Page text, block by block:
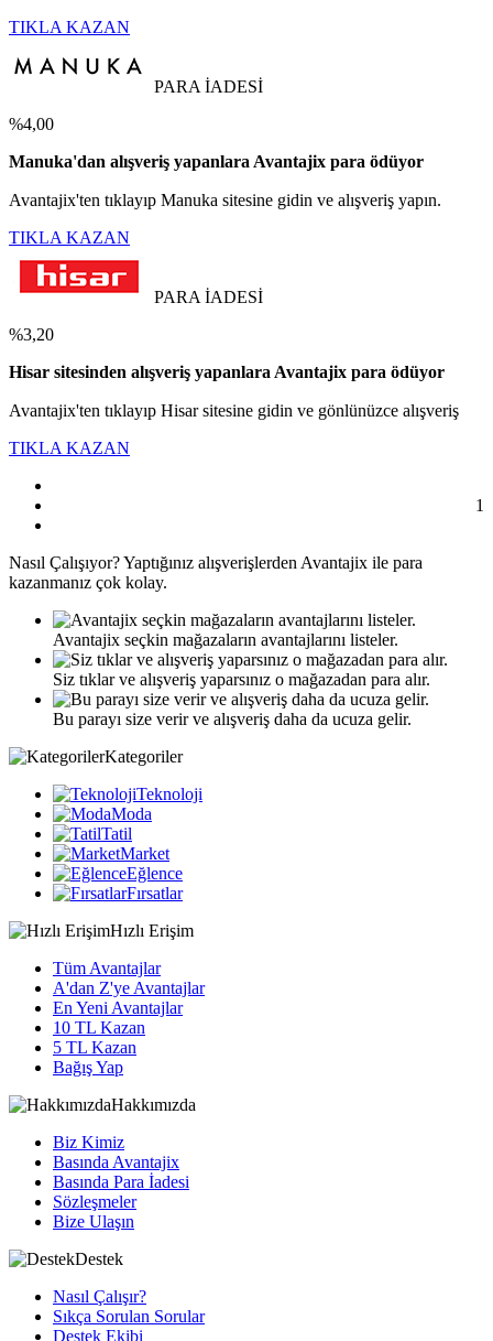
TIKLA KAZAN
PARA İADESİ
%4,00
Manuka'dan alışveriş yapanlara Avantajix para ödüyor
Avantajix'ten tıklayıp Manuka sitesine gidin ve alışveriş yapın.
TIKLA KAZAN
PARA İADESİ
%3,20
Hisar sitesinden alışveriş yapanlara Avantajix para ödüyor
Avantajix'ten tıklayıp Hisar sitesine gidin ve gönlünüzce alışveriş
TIKLA KAZAN
1
Nasıl Çalışıyor?Yaptığınız alışverişlerden Avantajix ile para
kazanmanız çok kolay.
Avantajix seçkin mağazaların avantajlarını listeler.
Siz tıklar ve alışveriş yaparsınız o mağazadan para alır.
Bu parayı size verir ve alışveriş daha da ucuza gelir.
Kategoriler
Teknoloji
Moda
Tatil
Market
Eğlence
Fırsatlar
Hızlı Erişim
Tüm Avantajlar
A'dan Z'ye Avantajlar
En Yeni Avantajlar
10 TL Kazan
5 TL Kazan
Bağış Yap
Hakkımızda
Biz Kimiz
Basında Avantajix
Basında Para İadesi
Sözleşmeler
Bize Ulaşın
Destek
Nasıl Çalışır?
Sıkça Sorulan Sorular
Destek Ekibi